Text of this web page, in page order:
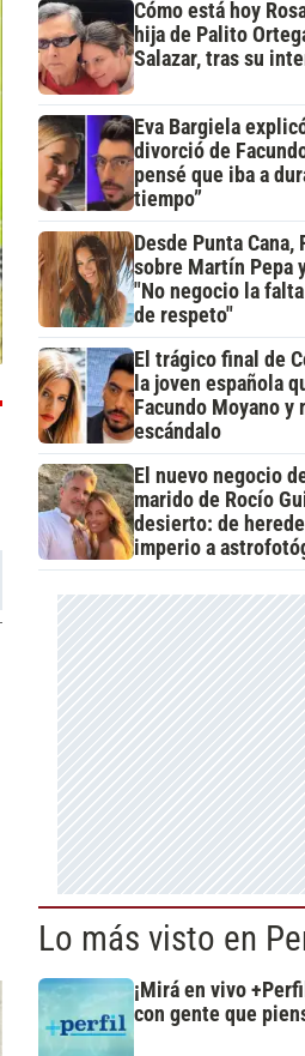
Cómo está hoy
hija de Palito
Salazar, tras su
Eva Bargiela
divorció de
pensé que iba a
tiempo”
Desde Punta Cana,
sobre Martín Pepa
"No negocio la
de respeto"
El trágico final de
la joven española
Facundo Moyano y
escándalo
El nuevo negocio
marido de Rocío
desierto: de
imperio a
Lo más visto en
¡Mirá en vivo
con gente que